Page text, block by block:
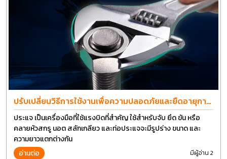
ปรับเปลี่ยนวิธีการใช้งานเพื่อความปลอดภัยและยืดอายุการ
ใช้งานประแจได้อีกนาน
ประแจ เป็นเครื่องมือที่ใช้แรงบิดที่สำคัญ ใช้สำหรับจับ ยึด ขัน หรือ
คลายหัวสกรู นอต สลักเกลียว และท่อประแจจะมีรูปร่าง ขนาด และ
ความยาวแตกต่างกัน
อ่านต่อ
มีผู้อ่าน 2